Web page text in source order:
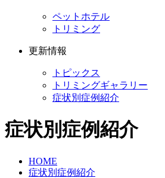
ペットホテル
トリミング
更新情報
トピックス
トリミングギャラリー
症状別症例紹介
症状別症例紹介
HOME
症状別症例紹介